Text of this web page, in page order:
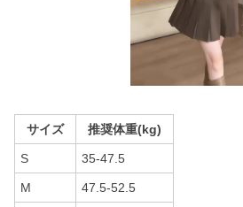
サイズ 推奨体重(kg)
S 35-47.5
M 47.5-52.5